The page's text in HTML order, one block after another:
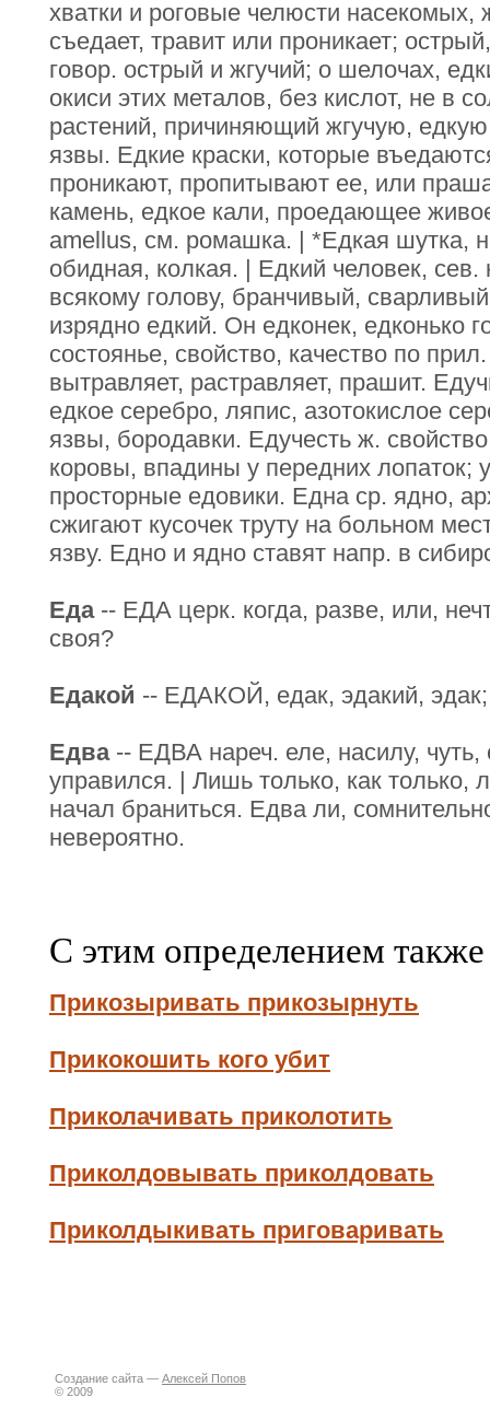
хватки и роговые челюсти насекомых,
съедает, травит или проникает;
говор. острый и жгучий; о шелочах,
окиси этих металов, без кислот, не в
растений, причиняющий жгучую,
язвы. Едкие краски, которые
проникают, пропитывают ее, или
камень, едкое кали, проедающее
amellus, см. ромашка. | *Едкая шутка,
обидная, колкая. | Едкий человек, сев.
всякому голову, бранчивый,
изрядно едкий. Он едконек, едконько
состоянье, свойство, качество по
вытравляет, растравляет, прашит.
едкое серебро, ляпис, азотокислое
язвы, бородавки. Едучесть ж.
коровы, впадины у передних лопаток;
просторные едовики. Една ср. ядно,
сжигают кусочек труту на больном
язву. Едно и ядно ставят напр. в
Еда-- ЕДА церк. когда, разве, или,
своя?
Едакой -- ЕДАКОЙ, едак, эдакий, эдак;
Едва-- ЕДВА нареч. еле, насилу,
управился. | Лишь только, как
начал браниться. Едва ли,
невероятно.
С этим определением
Прикозыривать прикозырнуть
Прикокошить кого убит
Приколачивать приколотить
Приколдовывать приколдовать
Приколдыкивать приговаривать
Создание сайта — Алексей Попов
© 2009